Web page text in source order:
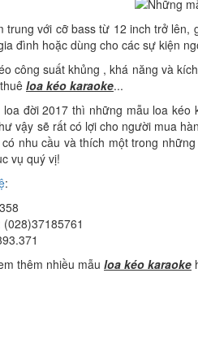
trung với cỡ bass từ 12 inch trở
đình hoặc dùng cho các sự kiện
công suất khủng , khá năng và
loa kéo karaoke...
loa đời 2017 thì những mẫu loa
vậy sẽ rất có lợi cho người mua
nhu cầu và thích một trong
vụ quý vị!
:
thêm nhiều mẫu loa kéo karaoke